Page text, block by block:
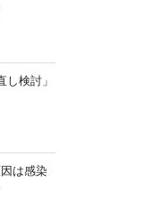
し検討」
は感染